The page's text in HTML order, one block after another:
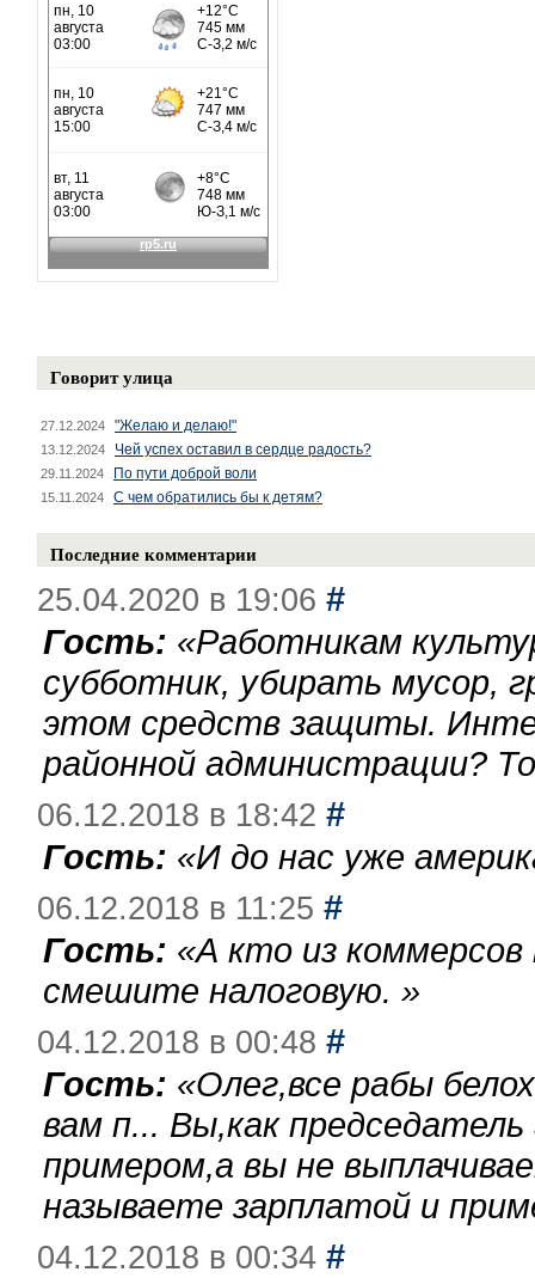
Говорит улица
27.12.2024 "Желаю и делаю!"
13.12.2024 Чей успех оставил в сердце радость?
29.11.2024 По пути доброй воли
15.11.2024 С чем обратились бы к детям?
Последние комментарии
25.04.2020 в 19:06 #
Гость: «Работникам
субботник, убирать мусор,
этом средств защиты.
районной администрации?
06.12.2018 в 18:42 #
Гость: «И до нас уже
06.12.2018 в 11:25 #
Гость: «А кто из
смешите налоговую. »
04.12.2018 в 00:48 #
Гость: «Олег,все рабы
вам п... Вы,как
примером,а вы не
называете зарплатой и
04.12.2018 в 00:34 #